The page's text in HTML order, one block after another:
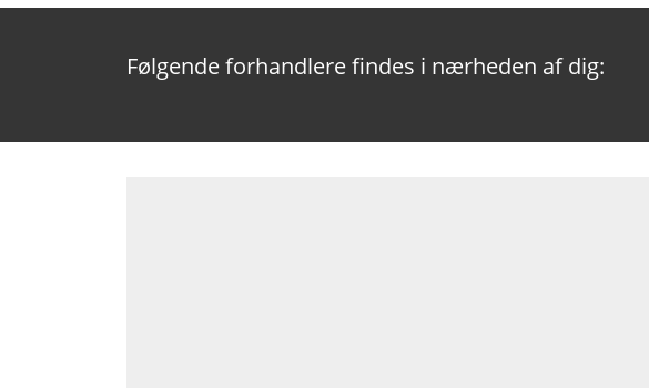
Følgende forhandlere findes i nærheden af dig: